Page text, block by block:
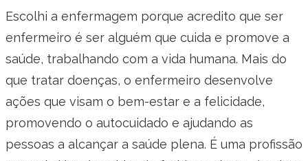
Escolhi a enfermagem porque acredito que ser
enfermeiro é ser alguém que cuida e promove a
saúde, trabalhando com a vida humana. Mais do
que tratar doenças, o enfermeiro desenvolve
ações que visam o bem-estar e a felicidade,
promovendo o autocuidado e ajudando as
pessoas a alcançar a saúde plena. É uma profissão